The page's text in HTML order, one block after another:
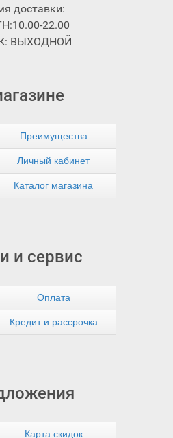
доставки:
22.00
ВЫХОДНОЙ
Преимущества
Личный кабинет
Каталог магазина
и сервис
Оплата
Кредит и рассрочка
Карта скидок